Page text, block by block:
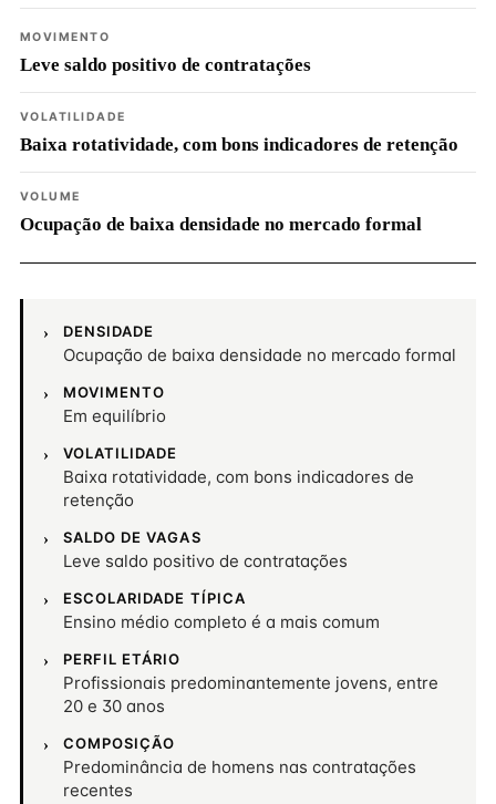
MOVIMENTO
Leve saldo positivo de contratações
VOLATILIDADE
Baixa rotatividade, com bons indicadores de retenção
VOLUME
Ocupação de baixa densidade no mercado formal
DENSIDADE
Ocupação de baixa densidade no mercado formal
MOVIMENTO
Em equilíbrio
VOLATILIDADE
Baixa rotatividade, com bons indicadores de
retenção
SALDO DE VAGAS
Leve saldo positivo de contratações
ESCOLARIDADE TÍPICA
Ensino médio completo é a mais comum
PERFIL ETÁRIO
Profissionais predominantemente jovens, entre
20 e 30 anos
COMPOSIÇÃO
Predominância de homens nas contratações
recentes